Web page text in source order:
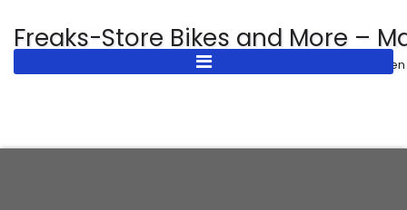
InhaltFreaks-Store Bikes and More –
Fahrradservice und Reparatur in Dresden